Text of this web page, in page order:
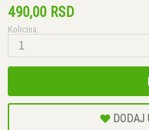
490,00 RSD
Kolicina:
DODAJ